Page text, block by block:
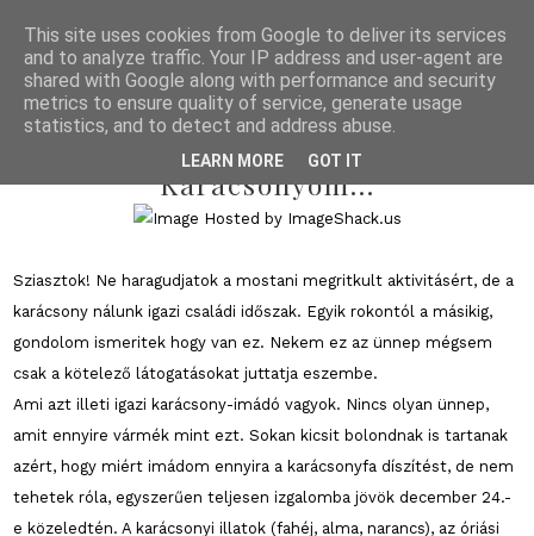
2012/12/30
Karácsonyom...
Sziasztok! Ne haragudjatok a mostani megritkult aktivitásért, de a
karácsony nálunk igazi családi időszak. Egyik rokontól a másikig,
gondolom ismeritek hogy van ez. Nekem ez az ünnep mégsem
csak a kötelező látogatásokat juttatja eszembe.
Ami azt illeti igazi karácsony-imádó vagyok. Nincs olyan ünnep,
amit ennyire vármék mint ezt. Sokan kicsit bolondnak is tartanak
azért, hogy miért imádom ennyira a karácsonyfa díszítést, de nem
tehetek róla, egyszerűen teljesen izgalomba jövök december 24.-
e közeledtén. A karácsonyi illatok (fahéj, alma, narancs), az óriási
This site uses cookies from Google to deliver its services
and to analyze traffic. Your IP address and user-agent are
shared with Google along with performance and security
metrics to ensure quality of service, generate usage
statistics, and to detect and address abuse.
LEARN MORE GOT IT